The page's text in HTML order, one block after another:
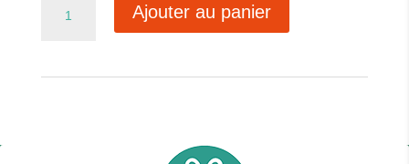
mes
Ajouter au panier